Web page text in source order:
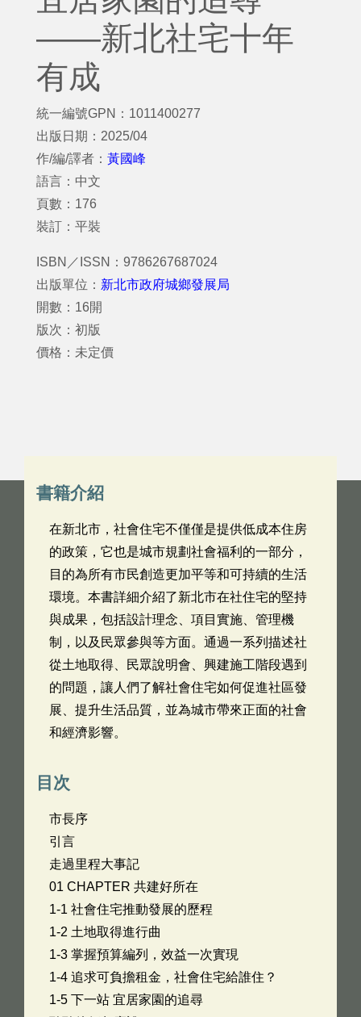
——新北社宅十年
有成
統一編號GPN：1011400277
出版日期：2025/04
作/編/譯者： 黃國峰
語言：中文
頁數：176
裝訂：平裝
ISBN／ISSN：9786267687024
出版單位： 新北市政府城鄉發展局
開數：16開
版次：初版
價格：未定價
書籍介紹
在新北市，社會住宅不僅僅是提供低成本住房
的政策，它也是城市規劃社會福利的一部分，
目的為所有市民創造更加平等和可持續的生活
環境。本書詳細介紹了新北市在社住宅的堅持
與成果，包括設計理念、項目實施、管理機
制，以及民眾參與等方面。通過一系列描述社
從土地取得、民眾說明會、興建施工階段遇到
的問題，讓人們了解社會住宅如何促進社區發
展、提升生活品質，並為城市帶來正面的社會
和經濟影響。
目次
市長序
引言
走過里程大事記
01 CHAPTER 共建好所在
1-1 社會住宅推動發展的歷程
1-2 土地取得進行曲
1-3 掌握預算編列，效益一次實現
1-4 追求可負擔租金，社會住宅給誰住？
1-5 下一站 宜居家園的追尋